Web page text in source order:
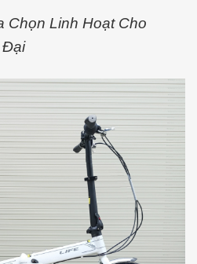
Chọn Linh Hoạt Cho
Đại